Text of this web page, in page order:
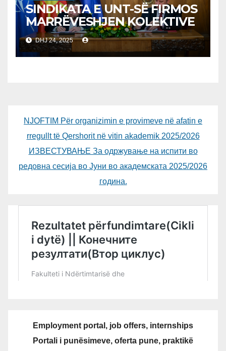
SINDIKATA E UNT-SË FIRMOS
MARRËVESHJEN KOLEKTIVE
ME KUVENDIN E RMV-SË
DHJ 24, 2025
NJOFTIM Për organizimin e provimeve në afatin e
rregullt të Qershorit në vitin akademik 2025/2026
ИЗВЕСТУВАЊЕ За одржување на испити во
редовна сесија во Јуни во академската 2025/2026
година.
Employment portal, job offers, internships
Portali i punësimeve, oferta pune, praktikë